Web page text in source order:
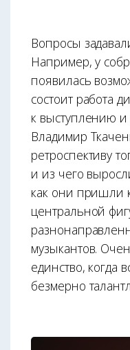
Вопросы
Например, у
появилась
состоит работа
к выступлению
Владимир
ретроспективу
и из чего
как они пришли
центральной
музыкантов.
единство, когда
безмерно